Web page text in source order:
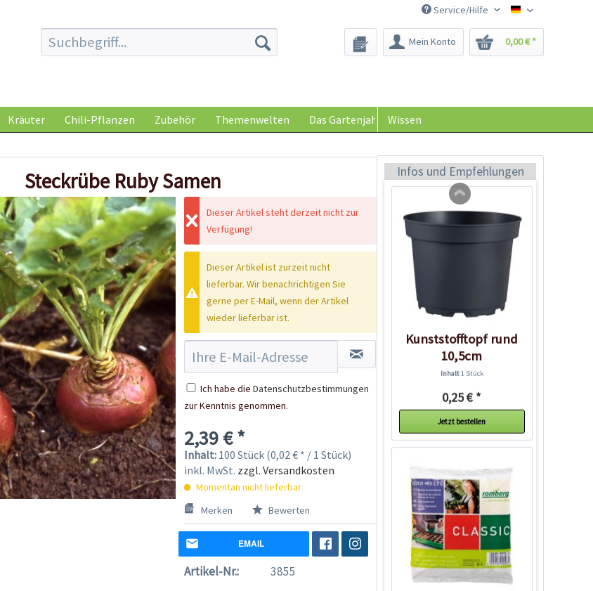
Saatgut-Biene
Service/Hilfe
Mein Konto 0,00 € *
Kräuter Chili-Pflanzen Zubehör Themenwelten Das Gartenjahr Wissen
Steckrübe Ruby Samen
Dieser Artikel steht derzeit nicht zur
Verfügung!
Dieser Artikel ist zurzeit nicht
lieferbar. Wir benachrichtigen Sie
gerne per E-Mail, wenn der Artikel
wieder lieferbar ist.
Ich habe die Datenschutzbestimmungen
zur Kenntnis genommen.
2,39 € *
Inhalt: 100 Stück (0,02 € * / 1 Stück)
inkl. MwSt. zzgl. Versandkosten
Momentan nicht lieferbar
Merken
Bewerten
EMAIL
Artikel-Nr.: 3855
Infos und Empfehlungen
9,99 € *
Kunststofftopf rund
10,5cm
Inhalt1 Stück
0,25 € *
Jetzt bestellen